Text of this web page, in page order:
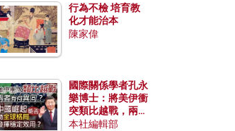
行為不檢 培育教
化才能治本
陳家偉
國際關係學者孔永
樂博士：將美伊衝
突類比越戰，兩者
有何異同？中國崛
本社編輯部